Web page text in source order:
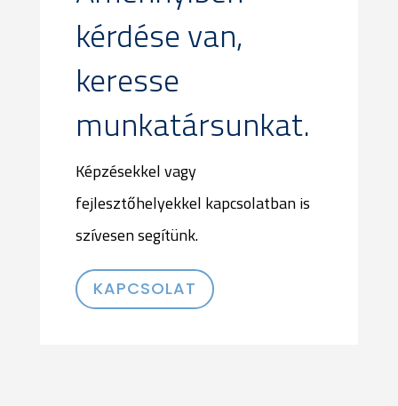
kérdése van,
keresse
munkatársunkat.
Képzésekkel vagy
fejlesztőhelyekkel kapcsolatban is
szívesen segítünk.
KAPCSOLAT